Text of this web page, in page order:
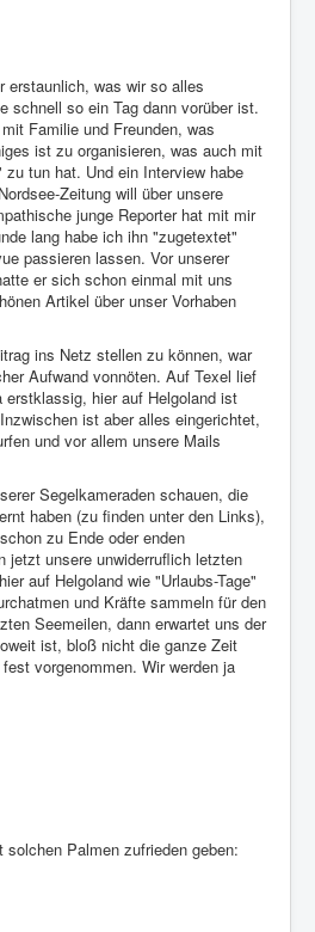
erstaunlich, was wir so alles
schnell so ein Tag dann vorüber ist.
Familie und Freunden, was
ist zu organisieren, was auch mit
zu tun hat. Und ein Interview habe
Zeitung will über unsere
junge Reporter hat mit mir
lang habe ich ihn "zugetextet"
passieren lassen. Vor unserer
er sich schon einmal mit uns
Artikel über unser Vorhaben
ins Netz stellen zu können, war
Aufwand vonnöten. Auf Texel lief
erstklassig, hier auf Helgoland ist
ist aber alles eingerichtet,
und vor allem unsere Mails
Segelkameraden schauen, die
haben (zu finden unter den Links),
zu Ende oder enden
jetzt unsere unwiderruflich letzten
auf Helgoland wie "Urlaubs-Tage"
und Kräfte sammeln für den
Seemeilen, dann erwartet uns der
ist, bloß nicht die ganze Zeit
vorgenommen. Wir werden ja
Palmen zufrieden geben: